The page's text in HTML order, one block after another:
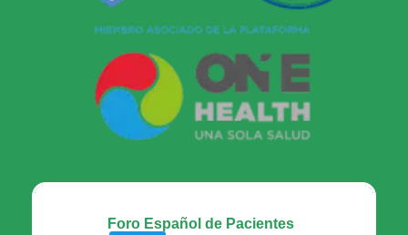
Foro Español de Pacientes